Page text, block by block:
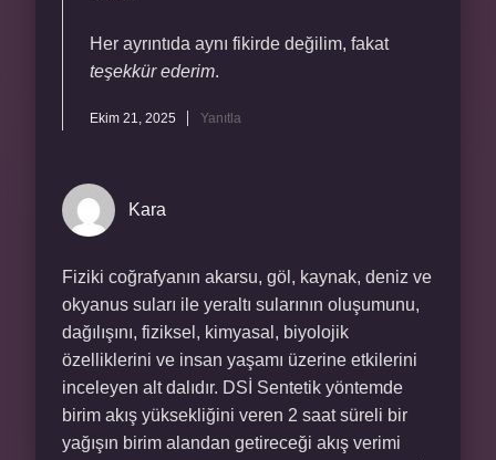
Her ayrıntıda aynı fikirde değilim, fakat
teşekkür ederim.
Ekim 21, 2025 Yanıtla
Kara
Fiziki coğrafyanın akarsu, göl, kaynak, deniz ve
okyanus suları ile yeraltı sularının oluşumunu,
dağılışını, fiziksel, kimyasal, biyolojik
özelliklerini ve insan yaşamı üzerine etkilerini
inceleyen alt dalıdır. DSİ Sentetik yöntemde
birim akış yüksekliğini veren 2 saat süreli bir
yağışın birim alandan getireceği akış verimi